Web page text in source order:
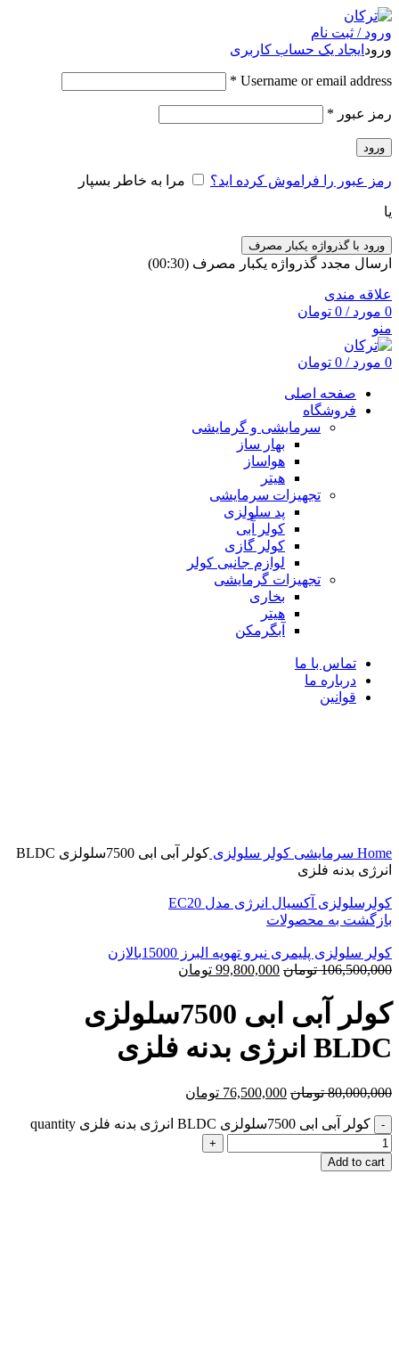
ورود / ثبت نام
ورود ایجاد یک حساب کاربری
Username or email address
*
رمز عبور *
ورود
رمز عبور را فراموش کرده اید؟ مرا به خاطر بسپار
یا
ورود با گذرواژه یکبار مصرف
ارسال مجدد گذرواژه یکبار مصرف (00:
30
)
علاقه مندی
0 مورد /
0 تومان
منو
0 مورد /
0 تومان
صفحه اصلی
فروشگاه
سرمایشی و گرمایشی
بهار ساز
هواساز
هیتر
تجهیزات سرمایشی
پد سلولزی
کولر آّبی
کولر گازی
لوازم جانبی کولر
تجهیزات گرمایشی
بخاری
هیتر
آبگرمکن
تماس با ما
درباره ما
قوانین
Home سرمایشی کولر سلولزی
کولر آبی ابی 7500سلولزی BLDC
انرژی بدنه فلزی
کولرسلولزی آکسیال انرژی مدل EC20
بازگشت به محصولات
کولر سلولزی پلیمری نیرو تهویه البرز 15000بالازن
106,500,000 تومان 99,800,000 تومان
کولر آبی ابی 7500سلولزی
BLDC انرژی بدنه فلزی
80,000,000 تومان 76,500,000 تومان
کولر آبی ابی 7500سلولزی BLDC انرژی بدنه فلزی quantity
Add to cart